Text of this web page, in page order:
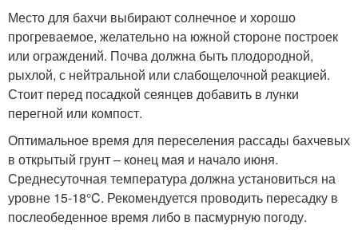
Место для бахчи выбирают солнечное и хорошо
прогреваемое, желательно на южной стороне построек
или ограждений. Почва должна быть плодородной,
рыхлой, с нейтральной или слабощелочной реакцией.
Стоит перед посадкой сеянцев добавить в лунки
перегной или компост.
Оптимальное время для переселения рассады бахчевых
в открытый грунт – конец мая и начало июня.
Среднесуточная температура должна установиться на
уровне 15-18°C. Рекомендуется проводить пересадку в
послеобеденное время либо в пасмурную погоду.